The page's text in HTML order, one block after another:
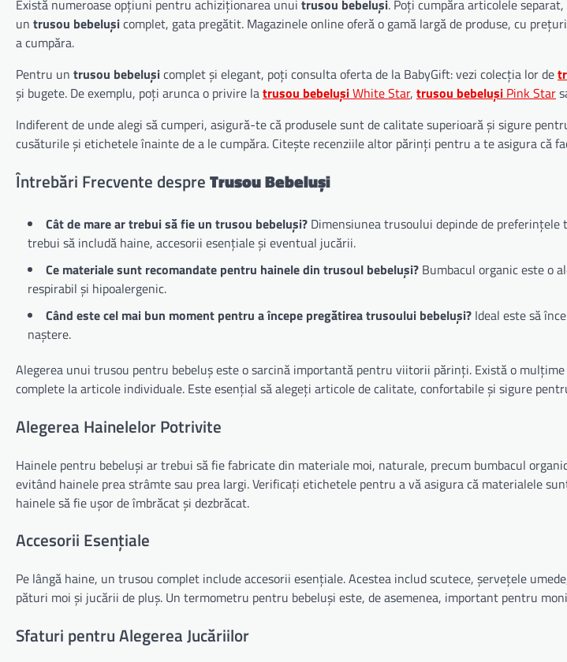
Există numeroase opțiuni pentru achiziționarea unui trusou bebeluși. Poți cumpăra articolele
un trusou bebelușicomplet, gata pregătit. Magazinele online oferă o gamă largă de produse, cu
a cumpăra.
Pentru un trusou bebelușicomplet și elegant, poți consulta oferta de la BabyGift: vezi colecția lor de
și bugete. De exemplu, poți arunca o privire latrusou bebelușiWhite Star, trusou bebeluși Pink Star
Indiferent de unde alegi să cumperi, asigură-te că produsele sunt de calitate superioară și sigure
cusăturile și etichetele înainte de a le cumpăra. Citește recenziile altor părinți pentru a te asigura că
Întrebări Frecvente despreTrusou Bebeluși
Cât de mare ar trebui să fie un trusou bebeluși? Dimensiunea trusoului depinde de
trebui să includă haine, accesorii esențiale și eventual jucării.
Ce materiale sunt recomandate pentru hainele din trusoul bebeluși? Bumbacul organic este o
respirabil și hipoalergenic.
Când este cel mai bun moment pentru a începe pregătirea trusoului bebeluși? Ideal este să
naștere.
Alegerea unui trusou pentru bebeluș este o sarcină importantă pentru viitorii părinți. Există o
complete la articole individuale. Este esențial să alegeți articole de calitate, confortabile și sigure
Alegerea Hainelelor Potrivite
Hainele pentru bebeluși ar trebui să fie fabricate din materiale moi, naturale, precum bumbacul
evitând hainele prea strâmte sau prea largi. Verificați etichetele pentru a vă asigura că materialele
hainele să fie ușor de îmbrăcat și dezbrăcat.
Accesorii Esențiale
Pe lângă haine, un trusou complet include accesorii esențiale. Acestea includ scutece, șervețele
pături moi și jucării de pluș. Un termometru pentru bebeluși este, de asemenea, important pentru
Sfaturi pentru Alegerea Jucăriilor